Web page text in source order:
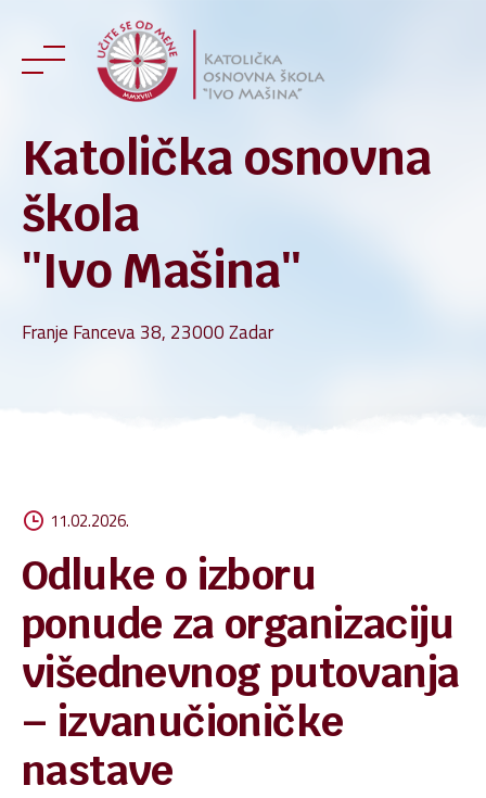
content
Katolička osnovna
škola
''Ivo Mašina''
Franje Fanceva 38, 23000 Zadar
11.02.2026.
Odluke o izboru
ponude za organizaciju
višednevnog putovanja
– izvanučioničke
nastave